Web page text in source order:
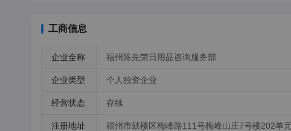
工商信息
企业全称 福州陈先荣日用品咨询服务部
企业类型 个人独资企业
经营状态 存续
注册地址 福州市鼓楼区梅峰路111号梅峰山庄7号楼202单元